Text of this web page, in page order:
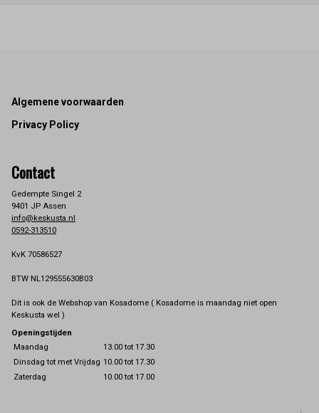
Footer
Algemene voorwaarden
Privacy Policy
Contact
Gedempte Singel 2
9401 JP Assen
info@keskusta.nl
0592-313510
KvK 70586527
BTW NL129555630B03
Dit is ook de Webshop van Kosadome ( Kosadome is maandag niet open
Keskusta wel )
Openingstijden
Maandag
13.00 tot 17.30
Dinsdag tot met Vrijdag 10.00 tot 17.30
Zaterdag
10.00 tot 17.00